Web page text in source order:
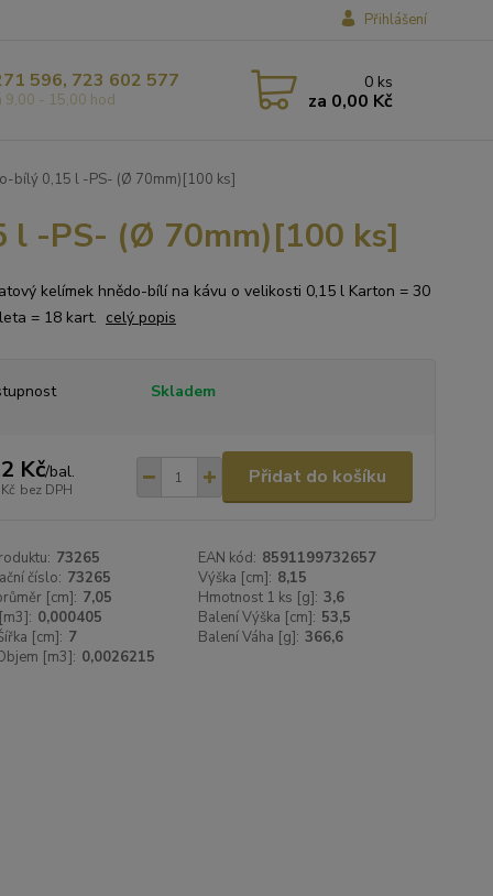
Přihlášení
596, 723 602 577
9,00 - 15,00 hod
0 ks
za 0,00 Kč
bílý 0,15 l -PS- (Ø 70mm)[100 ks]
l -PS- (Ø 70mm)[100 ks]
kelímek hnědo-bílí na kávu o velikosti 0,15 l Karton = 30
= 18 kart. celý popis
Skladem
Kč/bal.
bez DPH
Přidat do košíku
73265 EAN kód: 8591199732657
číslo: 73265 Výška [cm]: 8,15
[cm]: 7,05 Hmotnost 1 ks [g]: 3,6
0,000405 Balení Výška [cm]: 53,5
[cm]: 7 Balení Váha [g]: 366,6
[m3]: 0,0026215